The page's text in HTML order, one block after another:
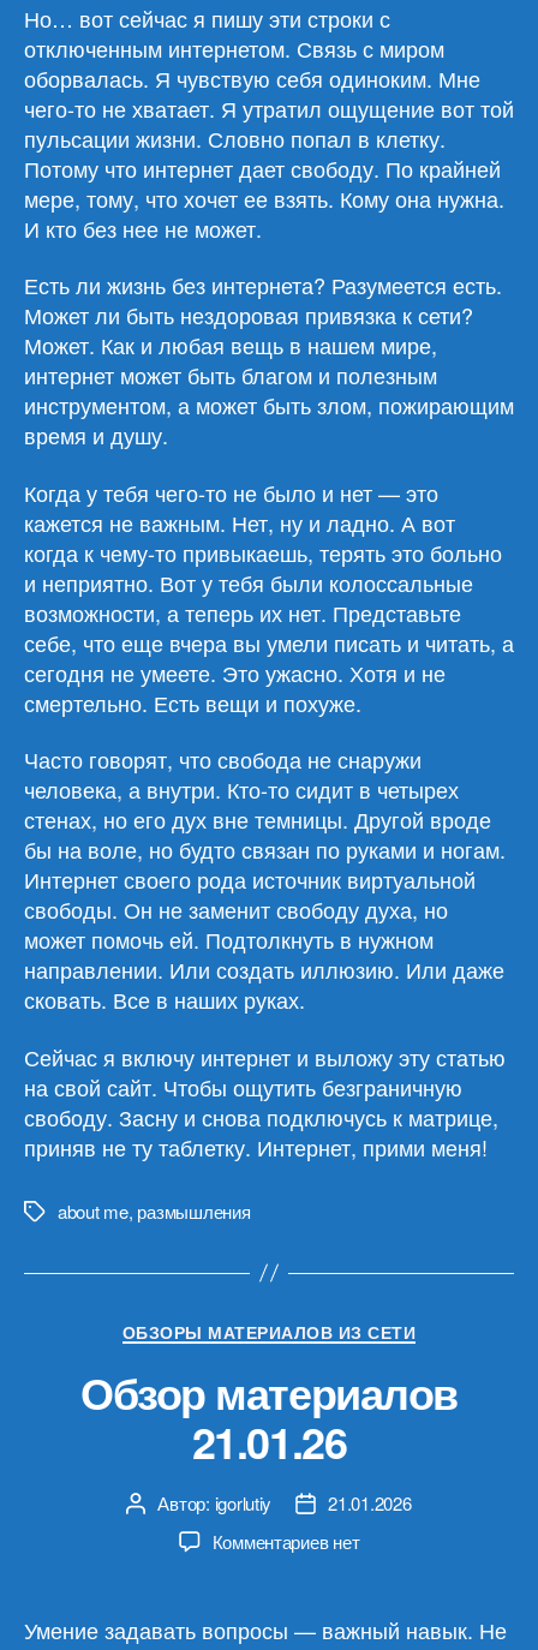
Но… вот сейчас я пишу эти строки с
отключенным интернетом. Связь с миром
оборвалась. Я чувствую себя одиноким. Мне
чего-то не хватает. Я утратил ощущение вот той
пульсации жизни. Словно попал в клетку.
Потому что интернет дает свободу. По крайней
мере, тому, что хочет ее взять. Кому она нужна.
И кто без нее не может.
Есть ли жизнь без интернета? Разумеется есть.
Может ли быть нездоровая привязка к сети?
Может. Как и любая вещь в нашем мире,
интернет может быть благом и полезным
инструментом, а может быть злом, пожирающим
время и душу.
Когда у тебя чего-то не было и нет — это
кажется не важным. Нет, ну и ладно. А вот
когда к чему-то привыкаешь, терять это больно
и неприятно. Вот у тебя были колоссальные
возможности, а теперь их нет. Представьте
себе, что еще вчера вы умели писать и читать, а
сегодня не умеете. Это ужасно. Хотя и не
смертельно. Есть вещи и похуже.
Часто говорят, что свобода не снаружи
человека, а внутри. Кто-то сидит в четырех
стенах, но его дух вне темницы. Другой вроде
бы на воле, но будто связан по руками и ногам.
Интернет своего рода источник виртуальной
свободы. Он не заменит свободу духа, но
может помочь ей. Подтолкнуть в нужном
направлении. Или создать иллюзию. Или даже
сковать. Все в наших руках.
Сейчас я включу интернет и выложу эту статью
на свой сайт. Чтобы ощутить безграничную
свободу. Засну и снова подключусь к матрице,
приняв не ту таблетку. Интернет, прими меня!
Меткиabout me, размышления
Рубрики
ОБЗОРЫ МАТЕРИАЛОВ ИЗ СЕТИ
Обзор материалов
21.01.26
Автор
записи
Автор: igorlutiy
Дата21.01.2026
Комментариевк
материалов
нет
Умение задавать вопросы — важный навык. Не